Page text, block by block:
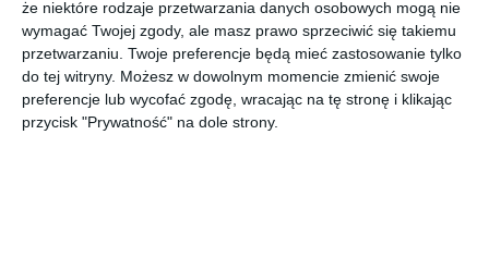
że niektóre rodzaje przetwarzania danych osobowych mogą nie
wymagać Twojej zgody, ale masz prawo sprzeciwić się takiemu
przetwarzaniu. Twoje preferencje będą mieć zastosowanie tylko
do tej witryny. Możesz w dowolnym momencie zmienić swoje
preferencje lub wycofać zgodę, wracając na tę stronę i klikając
przycisk "Prywatność" na dole strony.
AUTOR:Ceramika Paradyż Sp. z o.o.
DODAJ DO ULUBIONYCH
UDOSTĘPNIJ